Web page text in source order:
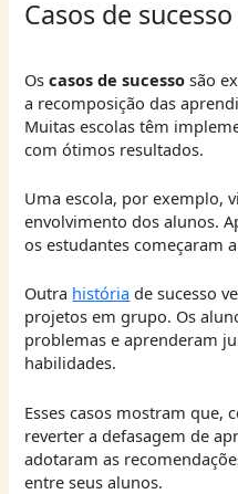
Casos de sucesso
Oscasos de sucesso são
a recomposição das
Muitas escolas têm
com ótimos resultados.
Uma escola, por exemplo,
envolvimento dos alunos.
os estudantes começaram
Outra história de sucesso
projetos em grupo. Os
problemas e aprenderam
habilidades.
Esses casos mostram que,
reverter a defasagem de
adotaram as
entre seus alunos.